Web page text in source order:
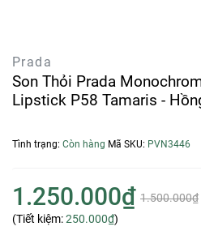
Prada
Son Thỏi Prada
Lipstick P58 Tamaris -
Tình trạng: Còn hàng Mã SKU: PVN3446
1.250.000₫ 1.500.000₫
(Tiết kiệm:250.000₫)